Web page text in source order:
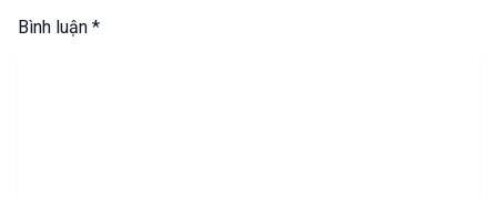
Bình luận *